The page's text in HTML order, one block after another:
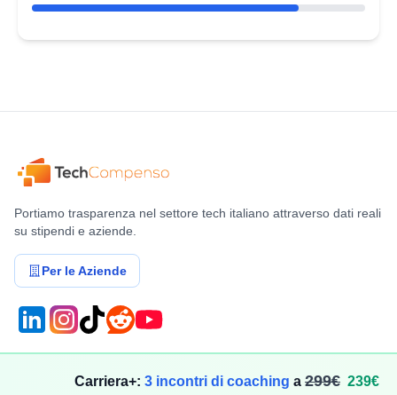
Carriera+: 3 incontri di coaching a 299€ 239€
Portiamo trasparenza nel settore tech italiano attraverso dati reali
su stipendi e aziende.
Per le Aziende
Stipendi